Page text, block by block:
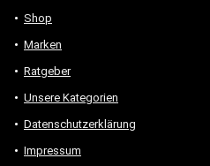
Shop
Marken
Ratgeber
Unsere Kategorien
Datenschutzerklärung
Impressum